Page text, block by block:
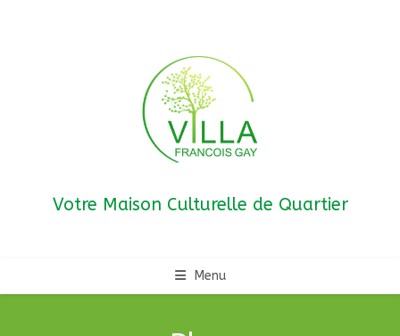
Votre Maison Culturelle de Quartier
Menu